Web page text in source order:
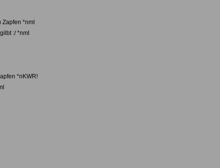
*nml
:/ *nml
*nKWR!